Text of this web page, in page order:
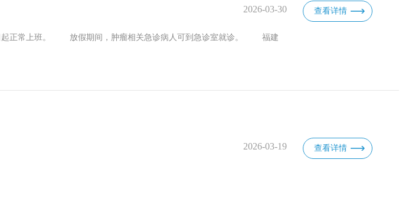
2026-03-30
起正常上班。 放假期间，肿瘤相关急诊病人可到急诊室就诊。 福建
查看详情
2026-03-19 查看详情